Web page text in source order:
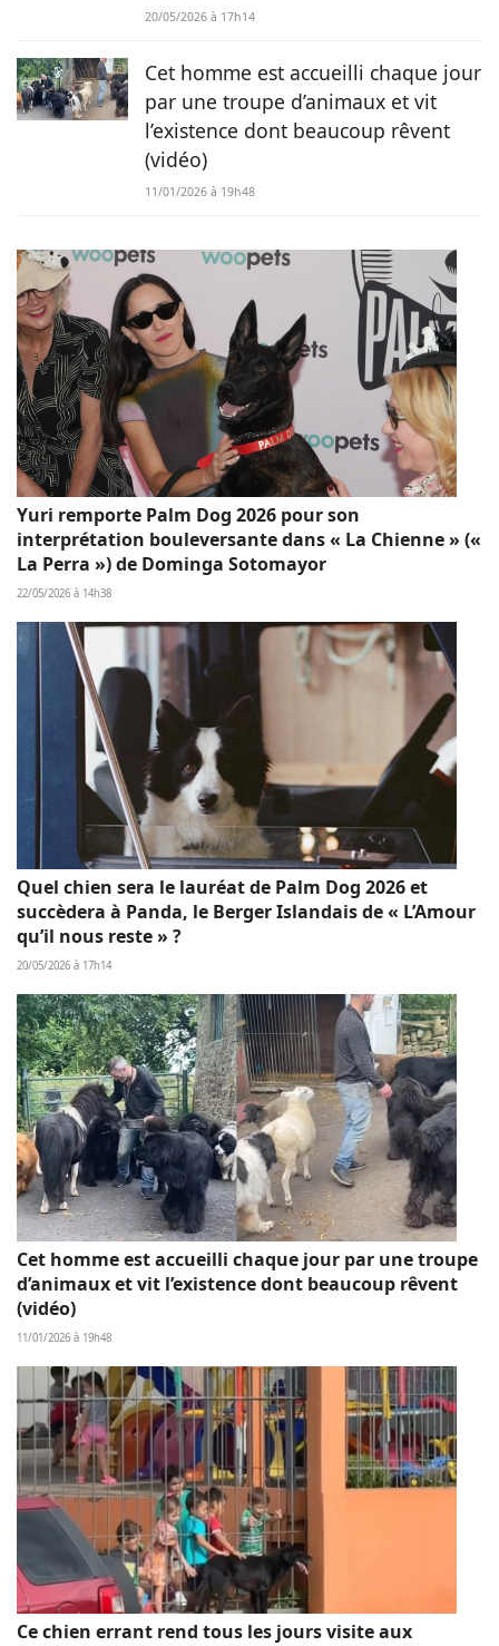
20/05/2026 à 17h14
Cet homme est accueilli chaque jour
par une troupe d’animaux et vit
l’existence dont beaucoup rêvent
(vidéo)
11/01/2026 à 19h48
Yuri remporte Palm Dog 2026 pour son
interprétation bouleversante dans « La Chienne » («
La Perra ») de Dominga Sotomayor
22/05/2026 à 14h38
Quel chien sera le lauréat de Palm Dog 2026 et
succèdera à Panda, le Berger Islandais de « L’Amour
qu’il nous reste » ?
20/05/2026 à 17h14
Cet homme est accueilli chaque jour par une troupe
d’animaux et vit l’existence dont beaucoup rêvent
(vidéo)
11/01/2026 à 19h48
Ce chien errant rend tous les jours visite aux